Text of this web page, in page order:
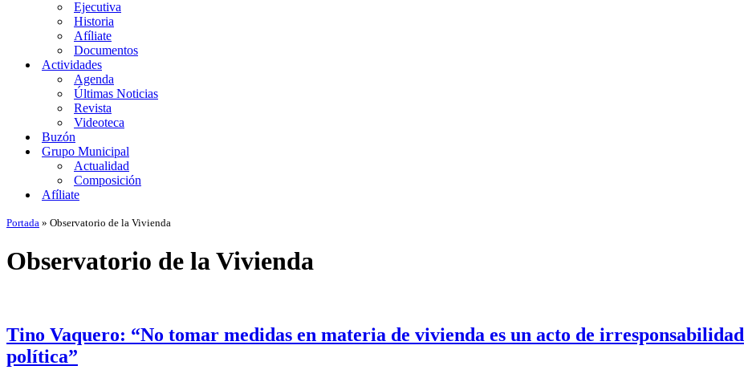
Ejecutiva
Historia
Afíliate
Documentos
Actividades
Agenda
Últimas Noticias
Revista
Videoteca
Buzón
Grupo Municipal
Actualidad
Composición
Afíliate
Portada » Observatorio de la Vivienda
Observatorio de la Vivienda
Tino Vaquero: “No tomar medidas en materia de vivienda es un acto de irresponsabilidad
política”